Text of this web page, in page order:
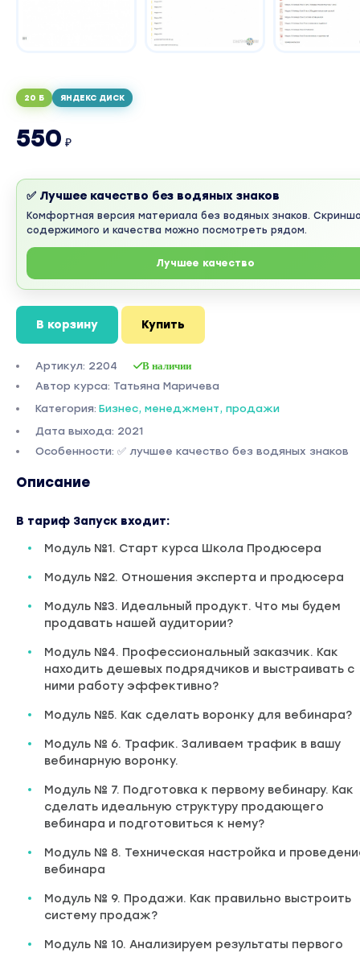
20 Б ЯНДЕКС ДИСК
550 ₽
✅ Лучшее качество без водяных знаков
Комфортная версия материала без водяных знаков.
содержимого и качества можно посмотреть рядом.
Лучшее качество
В корзину Купить
Артикул: 2204 В наличии
Автор курса: Татьяна Маричева
Категория: Бизнес, менеджмент, продажи
Дата выхода: 2021
Особенности: ✅ лучшее качество без водяных знаков
Описание
В тариф Запуск входит:
Модуль №1. Старт курса Школа Продюсера
Модуль №2. Отношения эксперта и продюсера
Модуль №3. Идеальный продукт. Что мы будем
продавать нашей аудитории?
Модуль №4. Профессиональный заказчик. Как
находить дешевых подрядчиков и выстраивать с
ними работу эффективно?
Модуль №5. Как сделать воронку для вебинара?
Модуль № 6. Трафик. Заливаем трафик в вашу
вебинарную воронку.
Модуль № 7. Подготовка к первому вебинару. Как
сделать идеальную структуру продающего
вебинара и подготовиться к нему?
Модуль № 8. Техническая настройка и
вебинара
Модуль № 9. Продажи. Как правильно выстроить
систему продаж?
Модуль № 10. Анализируем результаты первого